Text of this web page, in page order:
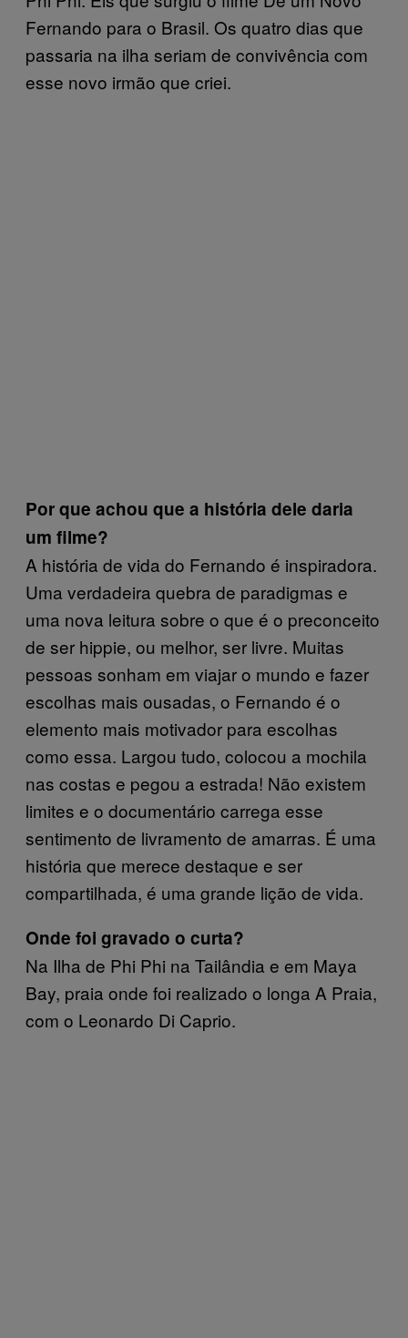
Fernando para o Brasil. Os quatro dias que
passaria na ilha seriam de convivência com
esse novo irmão que criei.
Por que achou que a história dele daria
um filme?
A história de vida do Fernando é inspiradora.
Uma verdadeira quebra de paradigmas e
uma nova leitura sobre o que é o preconceito
de ser hippie, ou melhor, ser livre. Muitas
pessoas sonham em viajar o mundo e fazer
escolhas mais ousadas, o Fernando é o
elemento mais motivador para escolhas
como essa. Largou tudo, colocou a mochila
nas costas e pegou a estrada! Não existem
limites e o documentário carrega esse
sentimento de livramento de amarras. É uma
história que merece destaque e ser
compartilhada, é uma grande lição de vida.
Onde foi gravado o curta?
Na Ilha de Phi Phi na Tailândia e em Maya
Bay, praia onde foi realizado o longa A Praia,
com o Leonardo Di Caprio.